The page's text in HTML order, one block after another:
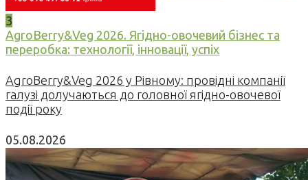
3
AgroBerry&Veg 2026. Ягідно-овочевий бізнес та
переробка: технології, інновації, успіх
AgroBerry&Veg 2026 у Рівному: провідні компанії
галузі долучаються до головної ягідно-овочевої
події року
05.08.2026